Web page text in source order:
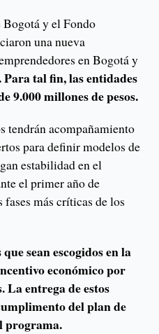
y el Fondo
una nueva
en Bogotá y
Para tal fin, las entidades
9.000 millones de pesos.
tendrán acompañamiento
para definir modelos de
estabilidad en el
el primer año de
fases más críticas de los
sean escogidos en la
económico por
La entrega de estos
del plan de
programa.